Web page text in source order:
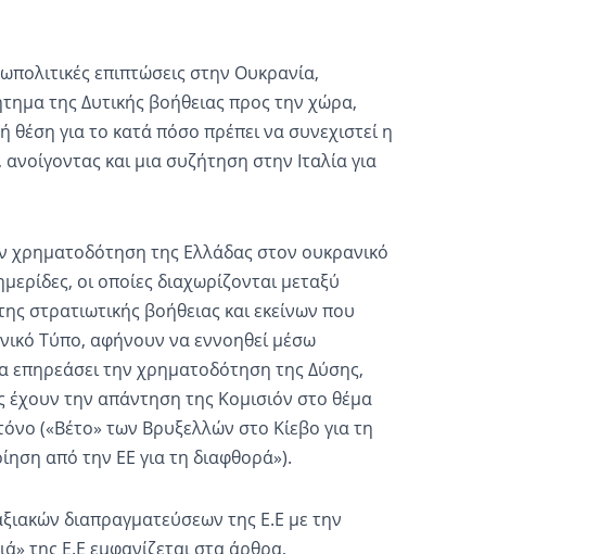
επιπτώσεις στην Ουκρανία,
της Δυτικής βοήθειας προς την χώρα,
θέση για το κατά πόσο πρέπει να συνεχιστεί η
και μια συζήτηση στην Ιταλία για
χρηματοδότηση της Ελλάδας στον ουκρανικό
οι οποίες διαχωρίζονται μεταξύ
στρατιωτικής βοήθειας και εκείνων που
Τύπο, αφήνουν να εννοηθεί μέσω
επηρεάσει την χρηματοδότηση της Δύσης,
έχουν την απάντηση της Κομισιόν στο θέμα
(«Βέτο» των Βρυξελλών στο Κίεβο για τη
από την ΕΕ για τη διαφθορά»).
διαπραγματεύσεων της Ε.Ε με την
της Ε.Ε εμφανίζεται στα άρθρα,